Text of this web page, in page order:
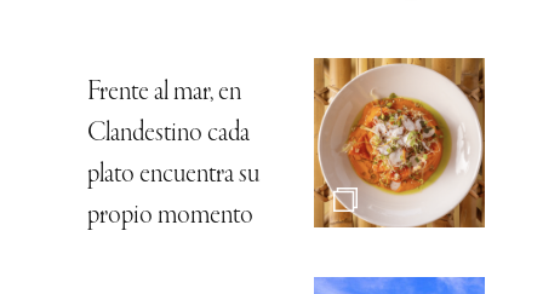
Frente al mar, en
Clandestino cada
plato encuentra su
propio momento